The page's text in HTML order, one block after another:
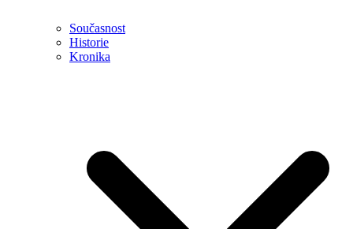
Současnost
Historie
Kronika